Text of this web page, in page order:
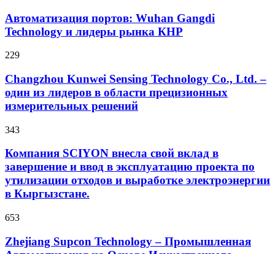
Автоматизация портов: Wuhan Gangdi
Technology и лидеры рынка КНР
229
Changzhou Kunwei Sensing Technology Co., Ltd. –
один из лидеров в области прецизионных
измерительных решений
343
Компания SCIYON внесла свой вклад в
завершение и ввод в эксплуатацию проекта по
утилизации отходов и выработке электроэнергии
в Кыргызстане.
653
Zhejiang Supcon Technology – Промышленная